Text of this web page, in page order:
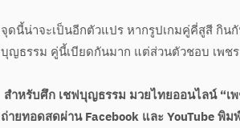
จุดนี้น่าจะเป็นอีกตัวแปร หากรูปเกมคู่คี่สูสี กิน
บุญธรรม คู่นี้เบียดกันมาก แต่ส่วนตัวชอบ เพช
สำหรับศึก เชฟบุญธรรม มวยไทยออนไลน์ “
ถ่ายทอดสดผ่าน Facebook และ YouTube